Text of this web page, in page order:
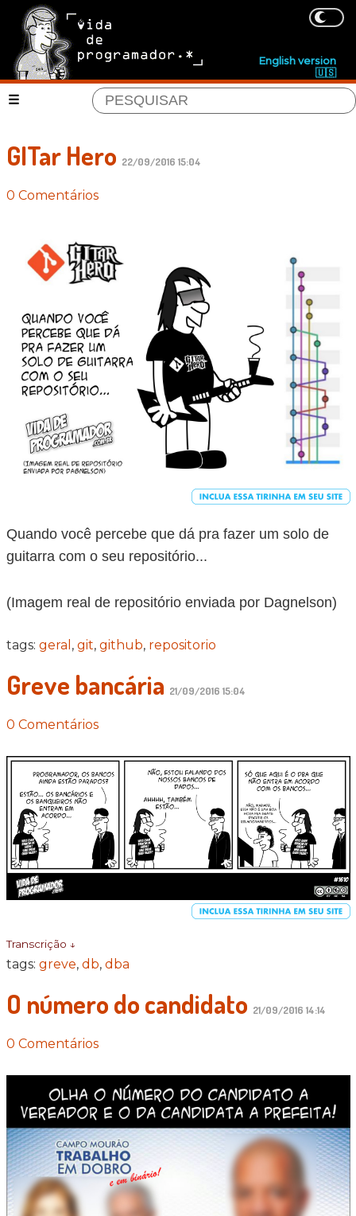
English version
🇺🇸
GITar Hero 22/09/2016 15:04
0 Comentários
Quando você percebe que dá pra fazer um solo de
guitarra com o seu repositório...
(Imagem real de repositório enviada por Dagnelson)
tags: geral , git, github, repositorio
Greve bancária 21/09/2016 15:04
0 Comentários
Transcrição ↓
tags: greve, db, dba
O número do candidato 21/09/2016 14:14
0 Comentários